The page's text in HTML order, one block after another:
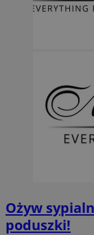
Ożyw
poduszki!